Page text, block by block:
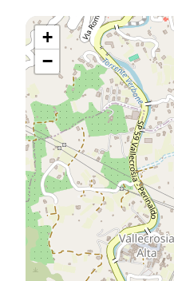
+
−